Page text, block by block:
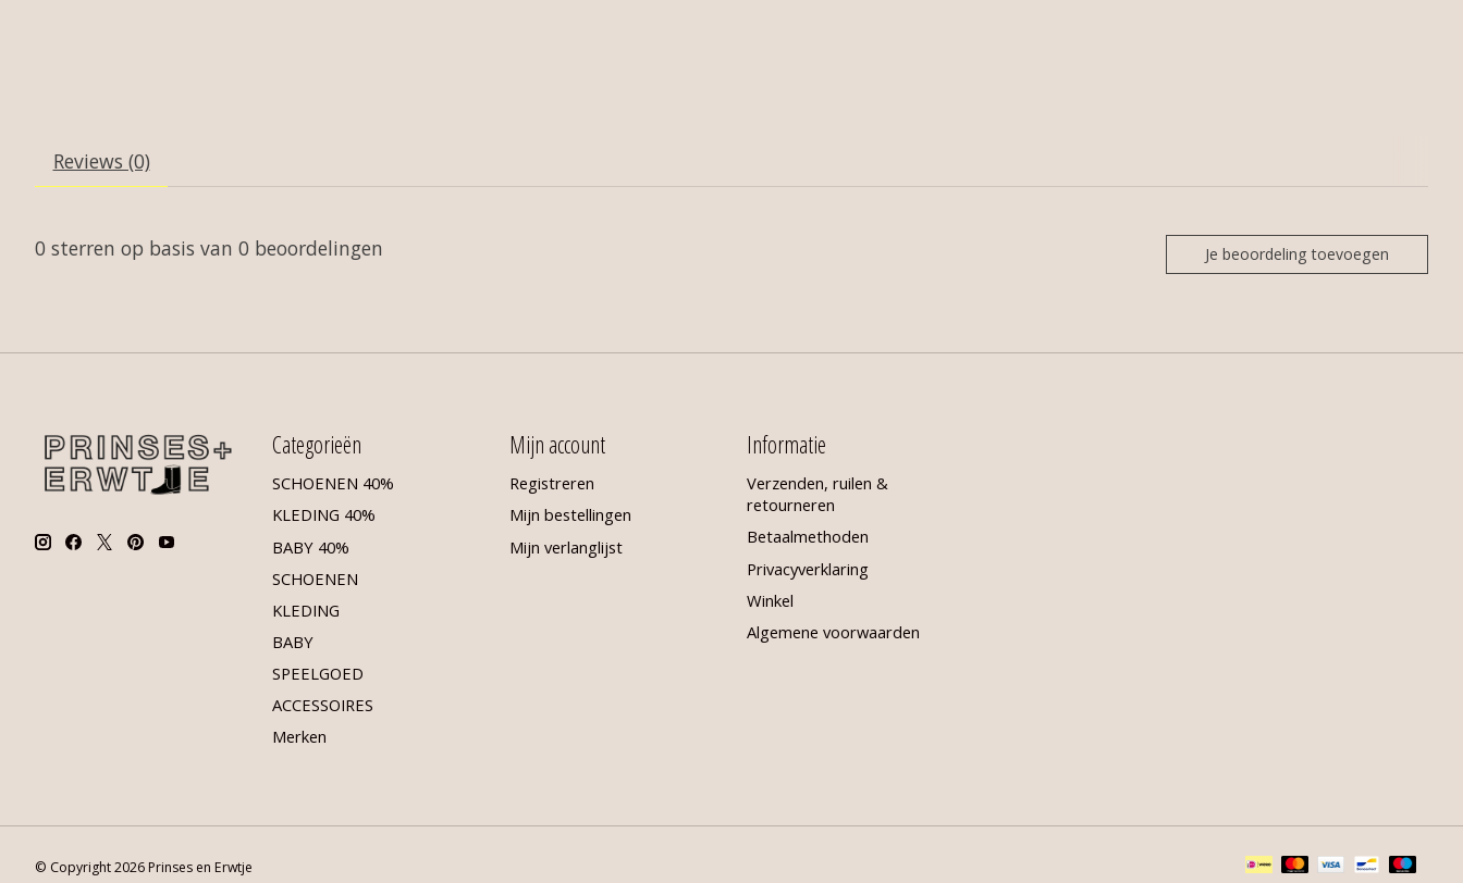
Reviews (0)
0 sterren op basis van 0 beoordelingen Je beoordeling toevoegen
Categorieën
SCHOENEN 40%
KLEDING 40%
BABY 40%
SCHOENEN
KLEDING
BABY
SPEELGOED
ACCESSOIRES
Merken
Mijn account
Registreren
Mijn bestellingen
Mijn verlanglijst
Informatie
Verzenden, ruilen &
retourneren
Betaalmethoden
Privacyverklaring
Winkel
Algemene voorwaarden
© Copyright 2026 Prinses en Erwtje